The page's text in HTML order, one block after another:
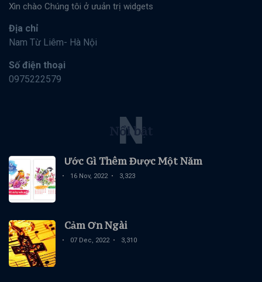
Xìn chào Chúng tôi ở ưuản trị widgets
Địa chỉ
Nam Từ Liêm- Hà Nội
Số điện thoại
0975222579
Nổi bật
N
Ước Gì Thêm Được Một Năm
16 Nov, 2022 3,323
Cảm Ơn Ngài
07 Dec, 2022 3,310